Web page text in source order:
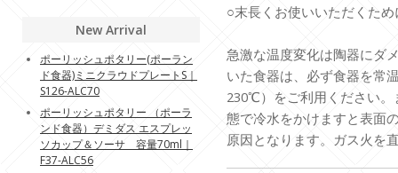
○末長くお使いいただくため
急激な温度変化は陶器にダ
いた食器は、必ず食器を常
230℃）をご利用ください
態で冷水をかけますと表面
原因となります。ガス火を
New Arrival
ポーリッシュポタリー(ポーラン
ド食器)ミニクラウドプレートS｜
S126-ALC70
ポーリッシュポタリー （ポーラ
ンド食器）デミダス エスプレッ
ソカップ＆ソーサ 容量70ml｜
F37-ALC56